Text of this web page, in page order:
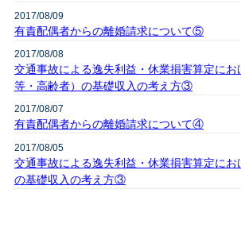
2017/08/09
有責配偶者からの離婚請求について⑤
2017/08/08
交通事故による逸失利益・休業損害算定にお
等・高齢者）の基礎収入の考え方③
2017/08/07
有責配偶者からの離婚請求について④
2017/08/05
交通事故による逸失利益・休業損害算定にお
の基礎収入の考え方③